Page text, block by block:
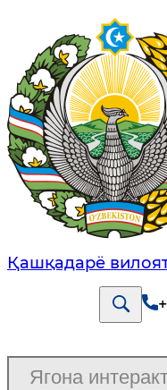
Қашқадарё
Ягона